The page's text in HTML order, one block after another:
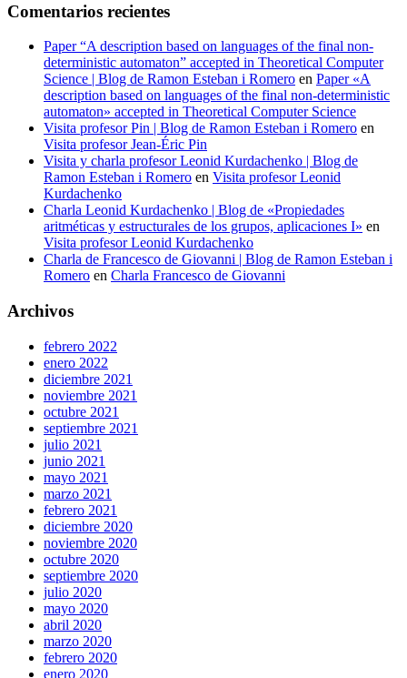
Comentarios recientes
Paper “A description based on languages of the final non-
deterministic automaton” accepted in Theoretical Computer
Science | Blog de Ramon Esteban i Romero en Paper «A
description based on languages of the final non-deterministic
automaton» accepted in Theoretical Computer Science
Visita profesor Pin | Blog de Ramon Esteban i Romero en
Visita profesor Jean-Éric Pin
Visita y charla profesor Leonid Kurdachenko | Blog de
Ramon Esteban i Romero en Visita profesor Leonid
Kurdachenko
Charla Leonid Kurdachenko | Blog de «Propiedades
aritméticas y estructurales de los grupos, aplicaciones I» en
Visita profesor Leonid Kurdachenko
Charla de Francesco de Giovanni | Blog de Ramon Esteban i
Romero en Charla Francesco de Giovanni
Archivos
febrero 2022
enero 2022
diciembre 2021
noviembre 2021
octubre 2021
septiembre 2021
julio 2021
junio 2021
mayo 2021
marzo 2021
febrero 2021
diciembre 2020
noviembre 2020
octubre 2020
septiembre 2020
julio 2020
mayo 2020
abril 2020
marzo 2020
febrero 2020
enero 2020